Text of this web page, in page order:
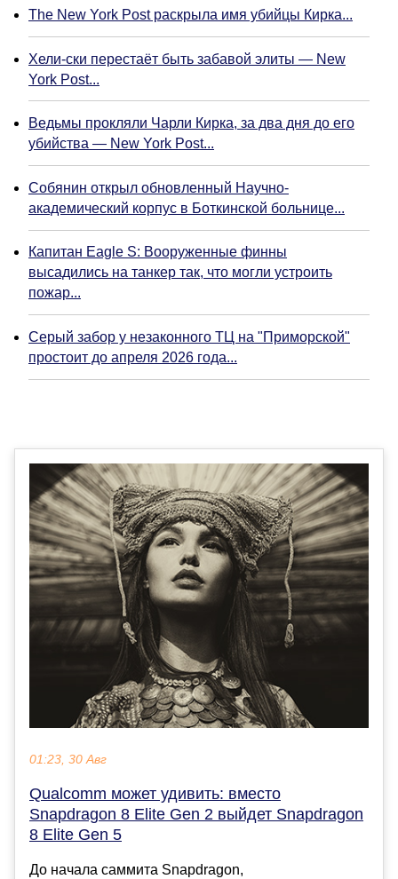
The New York Post раскрыла имя убийцы Кирка...
Хели-ски перестаёт быть забавой элиты — New
York Post...
Ведьмы прокляли Чарли Кирка, за два дня до его
убийства — New York Post...
Собянин открыл обновленный Научно-
академический корпус в Боткинской больнице...
Капитан Eagle S: Вооруженные финны
высадились на танкер так, что могли устроить
пожар...
Серый забор у незаконного ТЦ на "Приморской"
простоит до апреля 2026 года...
01:23, 30 Авг
Qualcomm может удивить: вместо
Snapdragon 8 Elite Gen 2 выйдет Snapdragon
8 Elite Gen 5
До начала саммита Snapdragon,